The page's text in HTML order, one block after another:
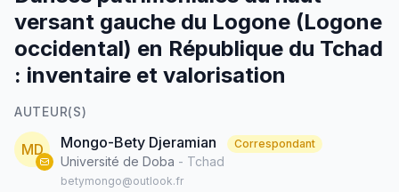
versant gauche du Logone (Logone
occidental) en République du Tchad
: inventaire et valorisation
AUTEUR(S)
MD Mongo-Bety Djeramian Correspondant
Université de Doba - Tchad
betymongo@outlook.fr